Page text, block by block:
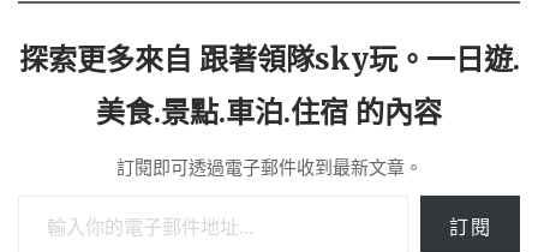
探索更多來自 跟著領隊sky玩。一日遊.
美食.景點.車泊.住宿 的內容
訂閱即可透過電子郵件收到最新文章。
訂閱